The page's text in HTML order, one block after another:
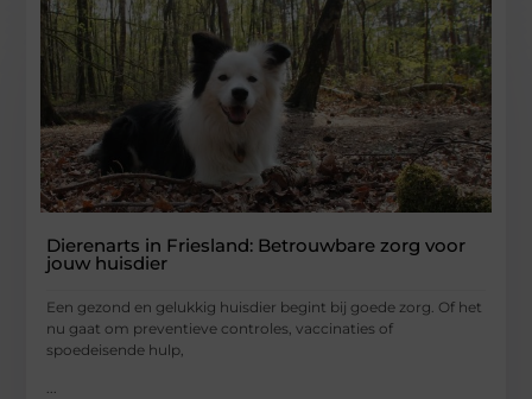
Dierenarts in Friesland: Betrouwbare zorg voor
jouw huisdier
Een gezond en gelukkig huisdier begint bij goede zorg. Of het
nu gaat om preventieve controles, vaccinaties of
spoedeisende hulp,
...